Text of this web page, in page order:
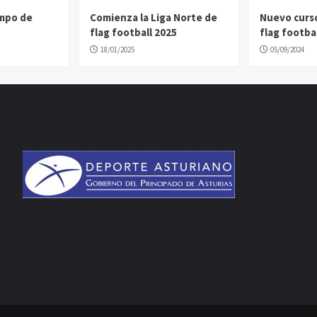
de
Comienza la Liga Norte de
flag football 2025
18/01/2025
Nuevo
flag
05/09/2024